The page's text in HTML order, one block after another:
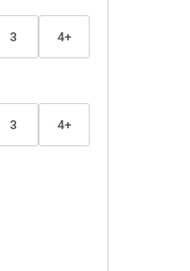
3 4+
3 4+